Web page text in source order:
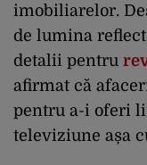
imobiliarelor.
de lumina
detalii pentru
afirmat că
pentru a-i oferi
televiziune așa